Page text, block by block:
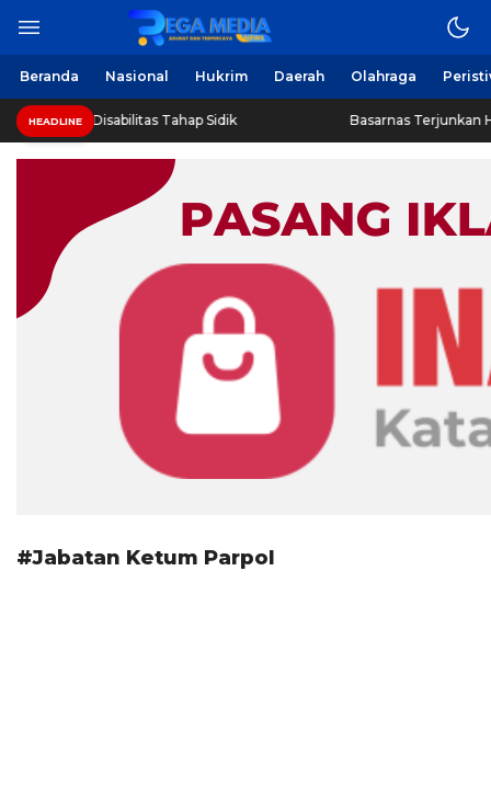
Regamedianews.com
Berita Harian Online
Beranda Nasional Hukrim Daerah Olahraga
HEADLINE
Remaja Disabilitas Tahap Sidik Basarnas Terjunkan
#Jabatan Ketum Parpol